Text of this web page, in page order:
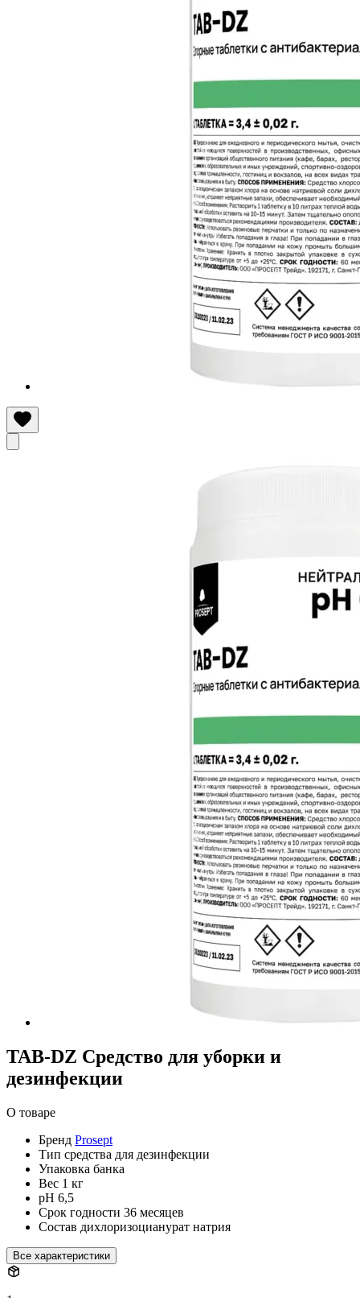
TAB-DZ Средство для уборки и
дезинфекции
О товаре
Бренд Prosept
Тип средства для дезинфекции
Упаковка банка
Вес 1 кг
pH 6,5
Срок годности 36 месяцев
Состав дихлоризоцианурат натрия
Все характеристики